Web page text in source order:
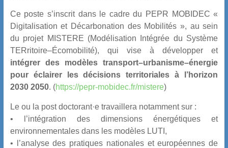
Ce poste s’inscrit dans le cadre du PEPR MOBIDEC «
Digitalisation et Décarbonation des Mobilités », au sein
du projet MISTERE (Modélisation Intégrée du Système
TERritoire–Écomobilité), qui vise à développer et
intégrer des modèles transport–urbanisme–énergie
pour éclairer les décisions territoriales à l’horizon
2030 2050. (https://pepr-mobidec.fr/mistere)
Le ou la post doctorant·e travaillera notamment sur :
• l’intégration des dimensions énergétiques et
environnementales dans les modèles LUTI,
• l’analyse des pratiques nationales et européennes de